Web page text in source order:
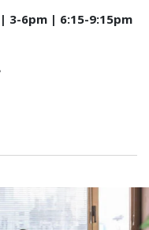
3-6pm | 6:15-9:15pm